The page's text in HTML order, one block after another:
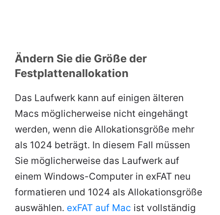
Ändern Sie die Größe der
Festplattenallokation
Das Laufwerk kann auf einigen älteren
Macs möglicherweise nicht eingehängt
werden, wenn die Allokationsgröße mehr
als 1024 beträgt. In diesem Fall müssen
Sie möglicherweise das Laufwerk auf
einem Windows-Computer in exFAT neu
formatieren und 1024 als Allokationsgröße
auswählen. exFAT auf Mac ist vollständig